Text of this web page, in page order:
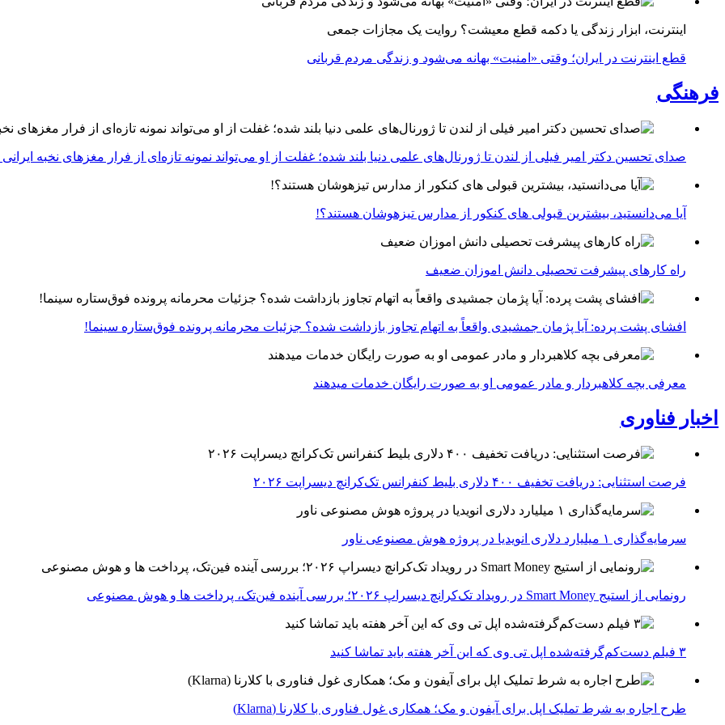
اینترنت، ابزار زندگی یا دکمه قطع معیشت؟ روایت یک مجازات جمعی
قطع اینترنت در ایران؛ وقتی «امنیت» بهانه می‌شود و زندگی مردم قربانی
فرهنگی
صدای تحسین دکتر امیر فیلی از لندن تا ژورنال‌های علمی دنیا بلند شده؛ غفلت از او می‌تواند نمونه تازه‌ای از فرار مغزهای نخبه ایرانی
آیا می‌دانستید، بیشترین قبولی های کنکور از مدارس تیزهوشان هستند؟!
راه کارهای پیشرفت تحصیلی دانش اموزان ضعیف
افشای پشت پرده: آیا پژمان جمشیدی واقعاً به اتهام تجاوز بازداشت شده؟ جزئیات محرمانه پرونده فوق‌ستاره سینما!
معرفی بچه کلاهبردار و مادر عمومی او به صورت رایگان خدمات میدهند
اخبار فناوری
فرصت استثنایی: دریافت تخفیف ۴۰۰ دلاری بلیط کنفرانس تک‌کرانچ دیسراپت ۲۰۲۶
سرمایه‌گذاری ۱ میلیارد دلاری انویدیا در پروژه هوش مصنوعی ناور
رونمایی از استیج Smart Money در رویداد تک‌کرانچ دیسراپ ۲۰۲۶؛ بررسی آینده فین‌تک، پرداخت‌ ها و هوش مصنوعی
۳ فیلم دست‌کم‌گرفته‌شده اپل تی وی که این آخر هفته باید تماشا کنید
طرح اجاره به شرط تملیک اپل برای آیفون و مک؛ همکاری غول فناوری با کلارنا (Klarna)